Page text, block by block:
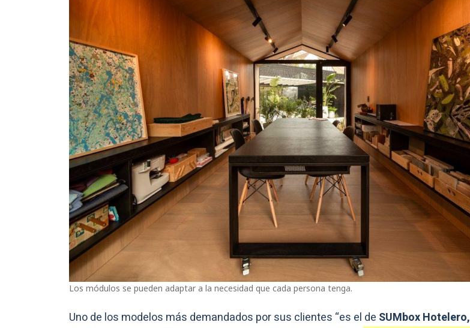
Los módulos se pueden adaptar a la necesidad que cada persona tenga.
Uno de los modelos más demandados por sus clientes “es el de SUMbox Hotelero,